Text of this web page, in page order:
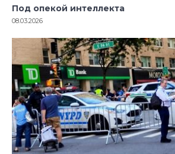
Под опекой интеллекта
08.03.2026